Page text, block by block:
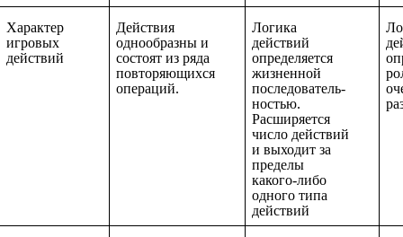
Характер
игровых
действий
Действия
однообразны и
состоят из ряда
повторяющихся
операций.
Логика
действий
определяется
жизненной
последователь-
ностью.
Расширяется
число действий
и выходит за
пределы
какого-либо
одного типа
действий